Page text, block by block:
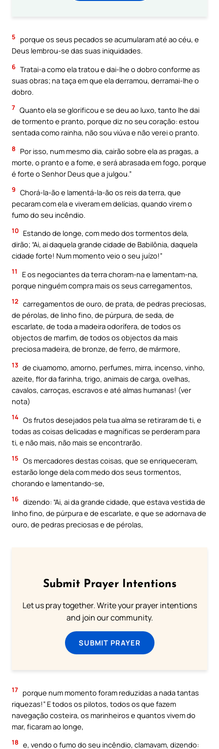
5
porque os seus pecados se acumularam até ao céu, e
Deus lembrou-se das suas iniquidades.
6 Tratai-a como ela tratou e dai-lhe o dobro conforme as
suas obras; na taça em que ela derramou, derramai-lhe o
dobro.
7 Quanto ela se glorificou e se deu ao luxo, tanto lhe dai
de tormento e pranto, porque diz no seu coração: estou
sentada como rainha, não sou viúva e não verei o pranto.
8
Por isso, num mesmo dia, cairão sobre ela as pragas, a
morte, o pranto e a fome, e será abrasada em fogo, porque
é forte o Senhor Deus que a julgou.”
9 Chorá-la-ão e lamentá-la-ão os reis da terra, que
pecaram com ela e viveram em delícias, quando virem o
fumo do seu incêndio.
10 Estando de longe, com medo dos tormentos dela,
dirão; “Ai, ai daquela grande cidade de Babilônia, daquela
cidade forte! Num momento veio o seu juízo!”
11
E os negociantes da terra choram-na e lamentam-na,
porque ninguém compra mais os seus carregamentos,
12 carregamentos de ouro, de prata, de pedras preciosas,
de pérolas, de linho fino, de púrpura, de seda, de
escarlate, de toda a madeira odorífera, de todos os
objectos de marfim, de todos os objectos da mais
preciosa madeira, de bronze, de ferro, de mármore,
13 de ciuamomo, amorno, perfumes, mirra, incenso, vinho,
azeite, flor da farinha, trigo, animais de carga, ovelhas,
cavalos, carroças, escravos e até almas humanas! (ver
nota)
14 Os frutos desejados pela tua alma se retiraram de ti, e
todas as coisas delicadas e magníficas se perderam para
ti, e não mais, não mais se encontrarão.
15 Os mercadores destas coisas, que se enriqueceram,
estarão longe dela com medo dos seus tormentos,
chorando e lamentando-se,
16 dizendo: “Ai, ai da grande cidade, que estava vestida de
linho fino, de púrpura e de escarlate, e que se adornava de
ouro, de pedras preciosas e de pérolas,
Submit Prayer Intentions
Let us pray together. Write your prayer intentions
and join our community.
SUBMIT PRAYER
17 porque num momento foram reduzidas a nada tantas
riquezas!” E todos os pilotos, todos os que fazem
navegação costeira, os marinheiros e quantos vivem do
mar, ficaram ao longe,
18 e, vendo o fumo do seu incêndio, clamavam, dizendo: